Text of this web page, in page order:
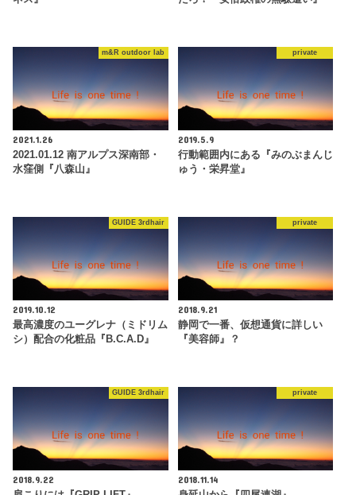
m&R outdoor lab
2021.1.26
2021.01.12 南アルプス深南部・
水窪側『八森山』
private
2019.5.9
行動範囲内にある『みのぶまんじ
ゅう・栄昇堂』
GUIDE 3rdhair
2019.10.12
最高濃度のユーグレナ（ミドリム
シ）配合の化粧品『B.C.A.D』
private
2018.9.21
静岡で一番、仮想通貨に詳しい
『美容師』？
GUIDE 3rdhair
2018.9.22
private
2018.11.14